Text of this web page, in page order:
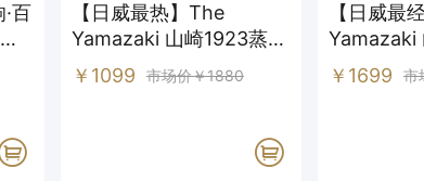
百
【日威最热】The
Yamazaki 山崎1923蒸馏
厂珍藏单一麦芽威士忌
￥1099 市场价￥1880
【日威最
Yamazaki
麦芽威士
￥1699 市